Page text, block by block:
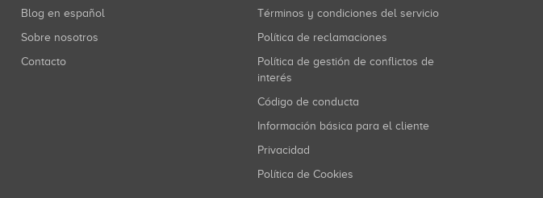
Blog en español
Sobre nosotros
Contacto
Términos y condiciones del servicio
Política de reclamaciones
Política de gestión de conflictos de
interés
Código de conducta
Información básica para el cliente
Privacidad
Política de Cookies